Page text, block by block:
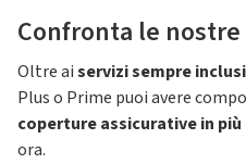
Confronta le
Oltre aiservizi sempre inclusi
Plus o Prime puoi avere
coperture assicurative in più
ora.